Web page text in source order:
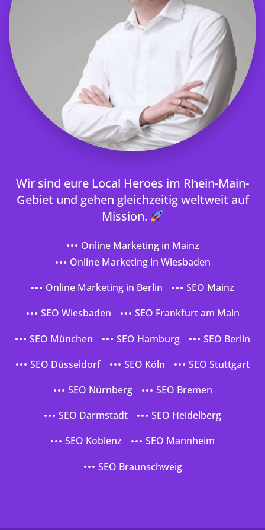
Wir sind eure Local Heroes im Rhein-Main-
Gebiet und gehen gleichzeitig weltweit auf
Mission.
Online Marketing in Mainz
Online Marketing in Wiesbaden
Online Marketing in Berlin
SEO Mainz
SEO Wiesbaden
SEO Frankfurt am Main
SEO München
SEO Hamburg
SEO Berlin
SEO Düsseldorf
SEO Köln
SEO Stuttgart
SEO Nürnberg
SEO Bremen
SEO Darmstadt
SEO Heidelberg
SEO Koblenz
SEO Mannheim
SEO Braunschweig